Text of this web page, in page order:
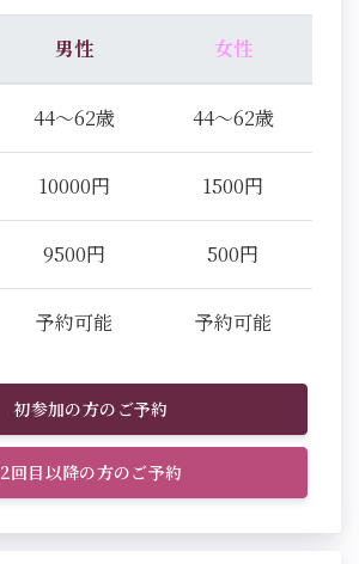
男性 女性
44～62歳 44～62歳
10000円 1500円
9500円 500円
予約可能 予約可能
初参加の方のご予約
2回目以降の方のご予約